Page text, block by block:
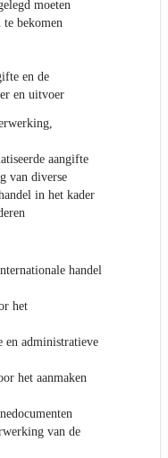
moeten
bekomen
en de
en uitvoer
aangifte
van diverse
in het kader
handel
het
en administratieve
het aanmaken
van de